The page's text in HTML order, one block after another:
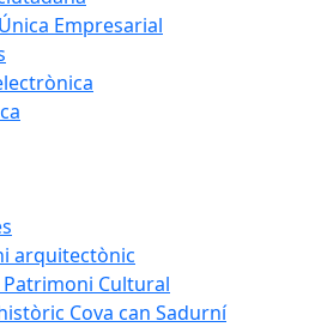
Empresarial
arquitectònic
Patrimoni Cultural
Cova can Sadurní